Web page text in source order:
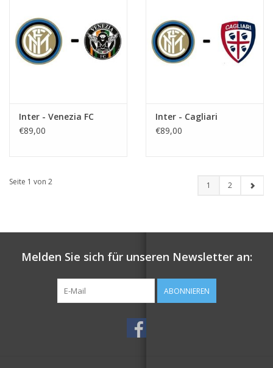
Inter - Venezia FC
€89,00
Inter - Cagliari
€89,00
Seite 1 von 2 1 2
Melden Sie sich für unseren Newsletter an:
ABONNIEREN